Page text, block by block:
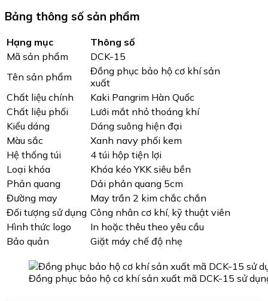
Bảng thông số sản phẩm
Hạng mục
Thông số
Mã sản phẩm
DCK-15
Tên sản phẩm
Đồng phục bảo hộ cơ khí sản
xuất
Chất liệu chính
Kaki Pangrim Hàn Quốc
Chất liệu phối
Lưới mắt nhỏ thoáng khí
Kiểu dáng
Dáng suông hiện đại
Màu sắc
Xanh navy phối kem
Hệ thống túi
4 túi hộp tiện lợi
Loại khóa
Khóa kéo YKK siêu bền
Phản quang
Dải phản quang 5cm
Đường may
May trần 2 kim chắc chắn
Đối tượng sử dụng Công nhân cơ khí, kỹ thuật viên
Hình thức logo
In hoặc thêu theo yêu cầu
Bảo quản
Giặt máy chế độ nhẹ
Đồng phục bảo hộ cơ khí sản xuất mã DCK-15 sử